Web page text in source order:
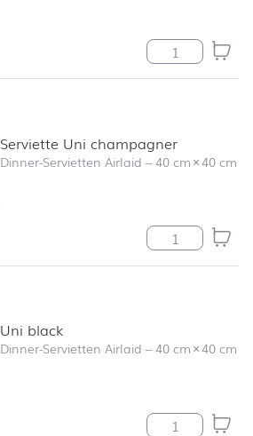
Serviette
Serviette Uni champagner
Dinner-Servietten Airlaid –40 cm×40 cm
Serviette Uni
Uni black
Dinner-Servietten Airlaid –40 cm×40 cm
Uni black